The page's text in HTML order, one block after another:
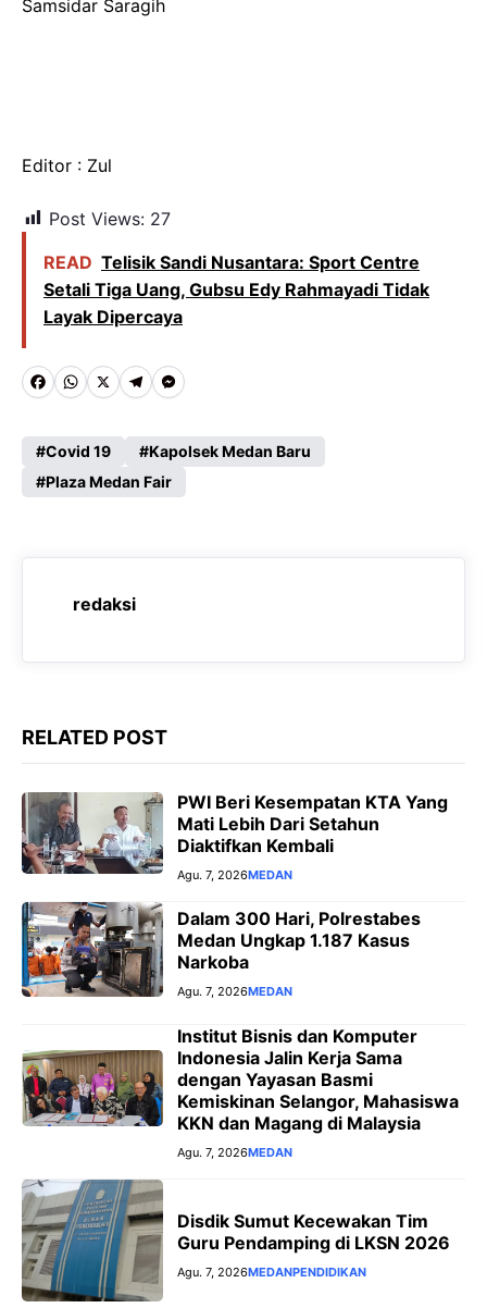
Samsidar Saragih
Editor : Zul
Post Views: 27
READ Telisik Sandi Nusantara: Sport Centre
Setali Tiga Uang, Gubsu Edy Rahmayadi Tidak
Layak Dipercaya
F
c
e
o
W
a
t
A
p
X T
l
e
r
a
M
s
s
n
r
Covid 19
Kapolsek Medan Baru
Plaza Medan Fair
redaksi
RELATED POST
PWI Beri Kesempatan KTA Yang
Mati Lebih Dari Setahun
Diaktifkan Kembali
Agu. 7, 2026MEDAN
Dalam 300 Hari, Polrestabes
Medan Ungkap 1.187 Kasus
Narkoba
Agu. 7, 2026MEDAN
Institut Bisnis dan Komputer
Indonesia Jalin Kerja Sama
dengan Yayasan Basmi
Kemiskinan Selangor, Mahasiswa
KKN dan Magang di Malaysia
Agu. 7, 2026MEDAN
Disdik Sumut Kecewakan Tim
Guru Pendamping di LKSN 2026
Agu. 7, 2026MEDANPENDIDIKAN